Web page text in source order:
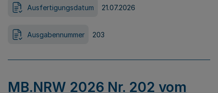
Ausfertigungsdatum 21.07.2026
Ausgabennummer 203
MB.NRW 2026 Nr. 202 vom